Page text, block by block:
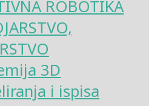
ROBOTIKA
3D
i ispisa